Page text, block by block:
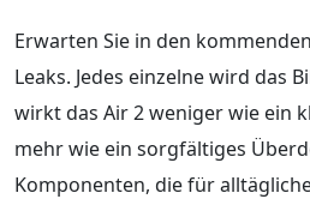
Erwarten Sie in den
Leaks. Jedes einzelne wird das
wirkt das Air 2 weniger wie ein
mehr wie ein sorgfältiges
Komponenten, die für